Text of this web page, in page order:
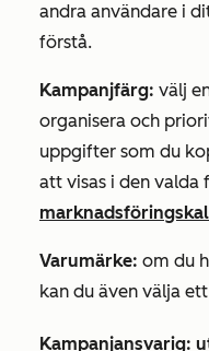
andra användare i
förstå.
Kampanjfärg: välj
organisera och
uppgifter som du
att visas i den valda
Varumärke: om du
kan du även välja ett
Kampanjansvarig: